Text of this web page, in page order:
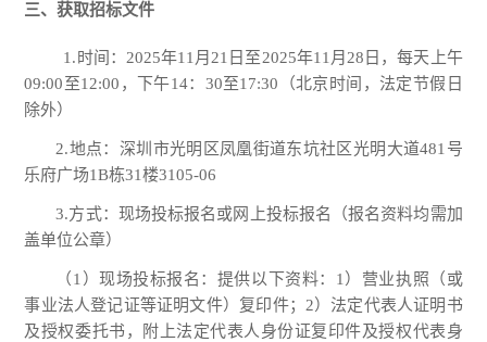
三、获取招标文件
1. 时间： 2025年11月21 日至2025年11月28 日，每天上午
09:00 至12:00 ，下午14： 30至17:30 （北京时间，法定节假日
除外）
2.地点：深圳市光明区凤凰街道东坑社区光明大道481号
乐府广场1B栋31楼3105-06
3.方式：现场投标报名或网上投标报名（报名资料均需加
盖单位公章）
（1）现场投标报名：提供以下资料： 1）营业执照（或
事业法人登记证等证明文件）复印件； 2）法定代表人证明书
及授权委托书，附上法定代表人身份证复印件及授权代表身